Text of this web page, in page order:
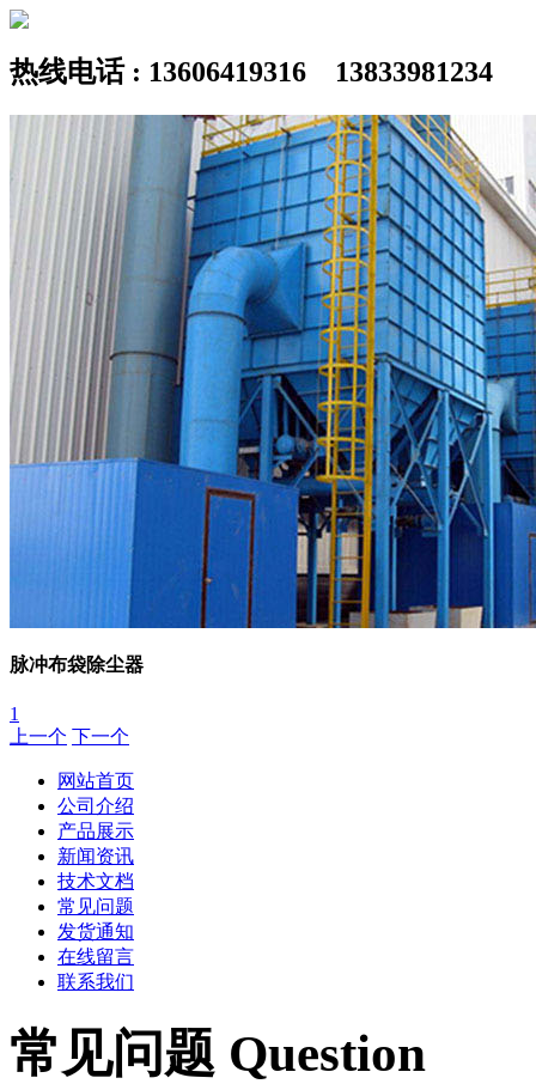
热线电话 : 13606419316 13833981234
脉冲布袋除尘器
1
上一个 下一个
网站首页
公司介绍
产品展示
新闻资讯
技术文档
常见问题
发货通知
在线留言
联系我们
常见问题 Question